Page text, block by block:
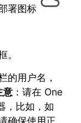
署图标
。
的用户名，
意 ：请在 One
，比如，如